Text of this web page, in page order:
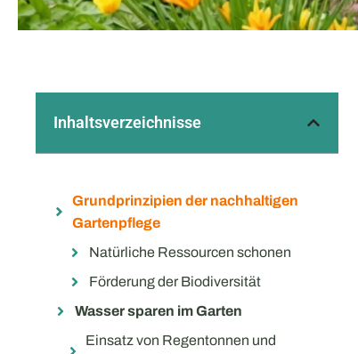
Inhaltsverzeichnisse
Grundprinzipien der nachhaltigen
Gartenpflege
Natürliche Ressourcen schonen
Förderung der Biodiversität
Wasser sparen im Garten
Einsatz von Regentonnen und